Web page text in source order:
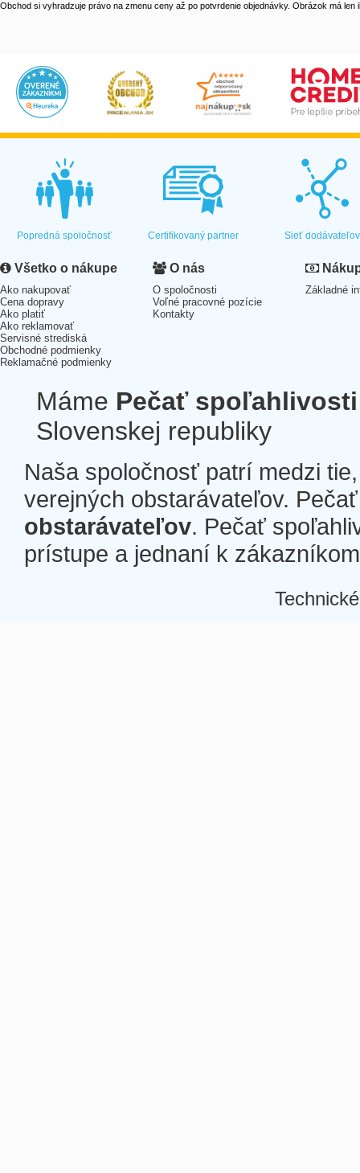
Obchod si vyhradzuje právo na zmenu ceny až po potvrdenie objednávky. Obrázok má len
Popredná spoločnosť Certifikovaný partner Sieť dodávateľov
Všetko o nákupe
Ako nakupovať
Cena dopravy
Ako platiť
Ako reklamovať
Servisné strediská
Obchodné podmienky
Reklamačné podmienky
O nás
O spoločnosti
Voľné pracovné pozície
Kontakty
Základné
Máme Pečať spoľahlivosti
Slovenskej republiky
Naša spoločnosť patrí medzi
verejných obstarávateľov.
obstarávateľov. Pečať
prístupe a jednaní k